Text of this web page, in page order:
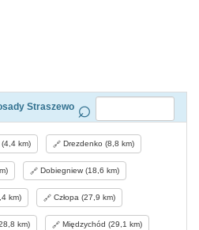
Straszewo
km) Drezdenko (8,8 km)
Dobiegniew (18,6 km)
km) Człopa (27,9 km)
km) Międzychód (29,1 km)